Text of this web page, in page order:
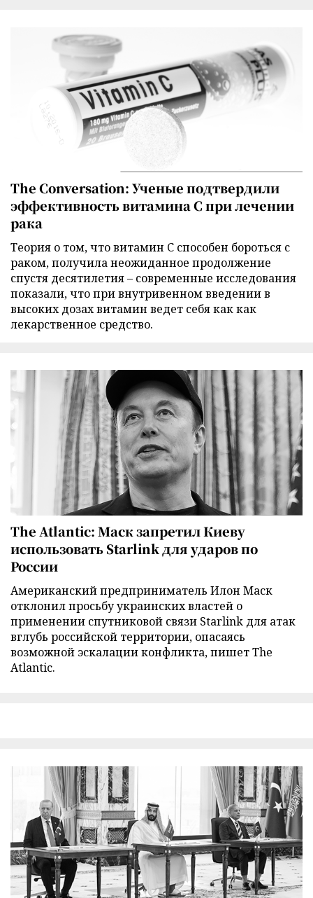
The Conversation: Ученые подтвердили
эффективность витамина C при лечении
рака
Теория о том, что витамин C способен бороться с
раком, получила неожиданное продолжение
спустя десятилетия – современные исследования
показали, что при внутривенном введении в
высоких дозах витамин ведет себя как как
лекарственное средство.
The Atlantic: Маск запретил Киеву
использовать Starlink для ударов по
России
Американский предприниматель Илон Маск
отклонил просьбу украинских властей о
применении спутниковой связи Starlink для атак
вглубь российской территории, опасаясь
возможной эскалации конфликта, пишет The
Atlantic.